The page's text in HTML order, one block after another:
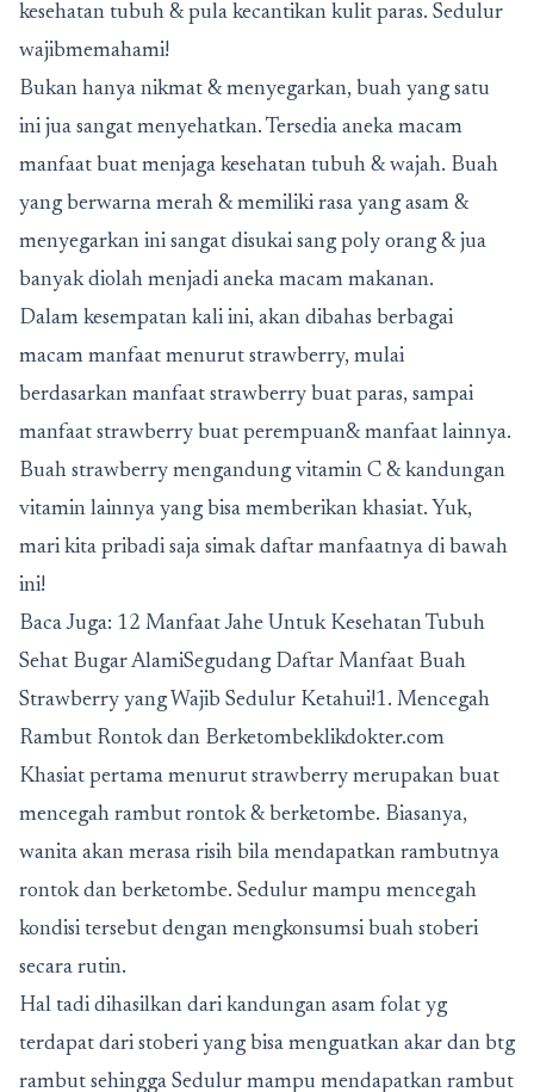
kesehatan tubuh & pula kecantikan kulit paras. Sedulur
wajibmemahami!
Bukan hanya nikmat & menyegarkan, buah yang satu
ini jua sangat menyehatkan. Tersedia aneka macam
manfaat buat menjaga kesehatan tubuh & wajah. Buah
yang berwarna merah & memiliki rasa yang asam &
menyegarkan ini sangat disukai sang poly orang & jua
banyak diolah menjadi aneka macam makanan.
Dalam kesempatan kali ini, akan dibahas berbagai
macam manfaat menurut strawberry, mulai
berdasarkan manfaat strawberry buat paras, sampai
manfaat strawberry buat perempuan& manfaat lainnya.
Buah strawberry mengandung vitamin C & kandungan
vitamin lainnya yang bisa memberikan khasiat. Yuk,
mari kita pribadi saja simak daftar manfaatnya di bawah
ini!
Baca Juga: 12 Manfaat Jahe Untuk Kesehatan Tubuh
Sehat Bugar AlamiSegudang Daftar Manfaat Buah
Strawberry yang Wajib Sedulur Ketahui!1. Mencegah
Rambut Rontok dan Berketombeklikdokter.com
Khasiat pertama menurut strawberry merupakan buat
mencegah rambut rontok & berketombe. Biasanya,
wanita akan merasa risih bila mendapatkan rambutnya
rontok dan berketombe. Sedulur mampu mencegah
kondisi tersebut dengan mengkonsumsi buah stoberi
secara rutin.
Hal tadi dihasilkan dari kandungan asam folat yg
terdapat dari stoberi yang bisa menguatkan akar dan btg
rambut sehingga Sedulur mampu mendapatkan rambut